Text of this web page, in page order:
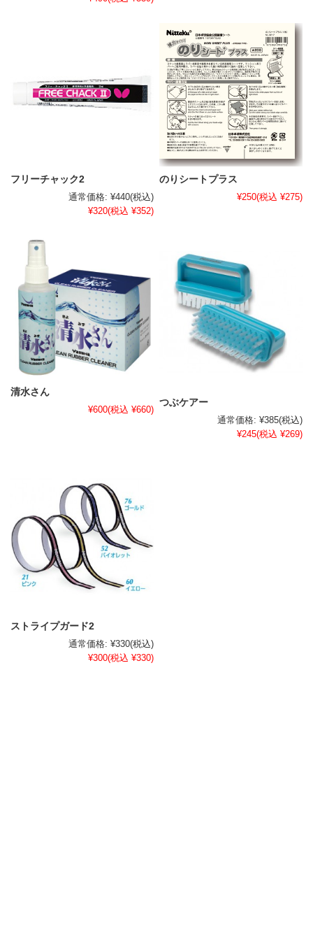
フリーチャック2
通常価格: ¥440(税込)
¥320(税込 ¥352)
のりシートプラス
¥250(税込 ¥275)
清水さん
¥600(税込 ¥660)
つぶケアー
通常価格: ¥385(税込)
¥245(税込 ¥269)
ストライプガード2
通常価格: ¥330(税込)
¥300(税込 ¥330)